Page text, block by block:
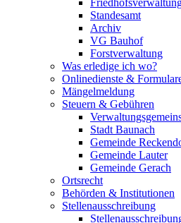
Standesamt
Archiv
VG Bauhof
Forstverwaltung
Was erledige ich wo?
Onlinedienste &
Mängelmeldung
Steuern & Gebühren
Stadt Baunach
Gemeinde
Gemeinde Lauter
Gemeinde Gerach
Ortsrecht
Behörden & Institutionen
Stellenausschreibung